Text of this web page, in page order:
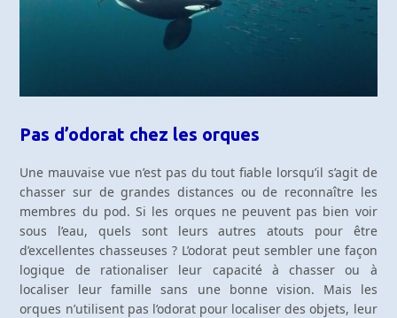
Pas d’odorat chez les orques
Une mauvaise vue n’est pas du tout fiable lorsqu’il s’agit de
chasser sur de grandes distances ou de reconnaître les
membres du pod. Si les orques ne peuvent pas bien voir
sous l’eau, quels sont leurs autres atouts pour être
d’excellentes chasseuses ? L’odorat peut sembler une façon
logique de rationaliser leur capacité à chasser ou à
localiser leur famille sans une bonne vision. Mais les
orques n’utilisent pas l’odorat pour localiser des objets, leur